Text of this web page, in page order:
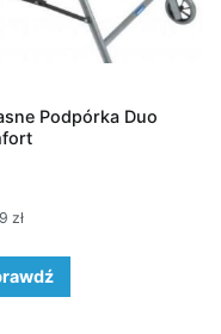
Podpórka Duo
zł